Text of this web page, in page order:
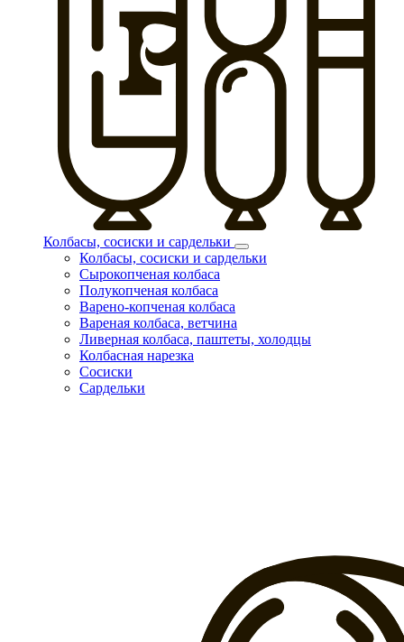
Колбасы, сосиски и сардельки
Колбасы, сосиски и сардельки
Сырокопченая колбаса
Полукопченая колбаса
Варено-копченая колбаса
Вареная колбаса, ветчина
Ливерная колбаса, паштеты, холодцы
Колбасная нарезка
Сосиски
Сардельки